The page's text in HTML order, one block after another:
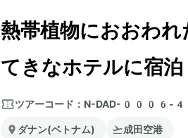
熱帯植物におおわ
てきなホテルに宿泊
ツアーコード： N-DAD-0006-
ダナン(ベトナム) 成田空港